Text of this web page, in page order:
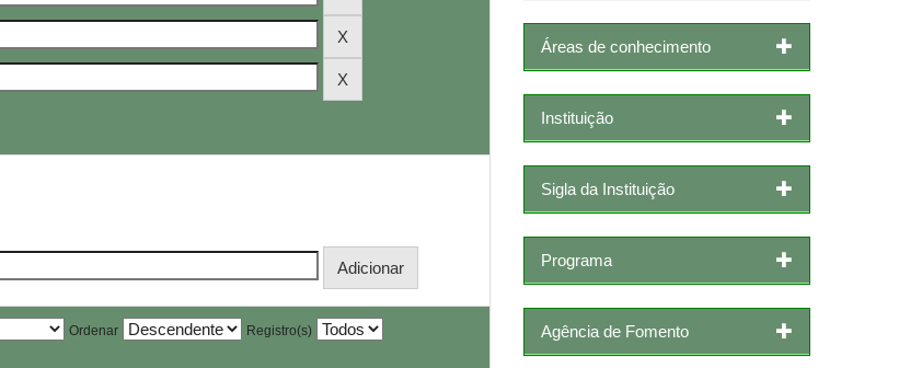
Ordenar Registro(s)
Áreas de conhecimento
Instituição
Sigla da Instituição
Programa
Agência de Fomento